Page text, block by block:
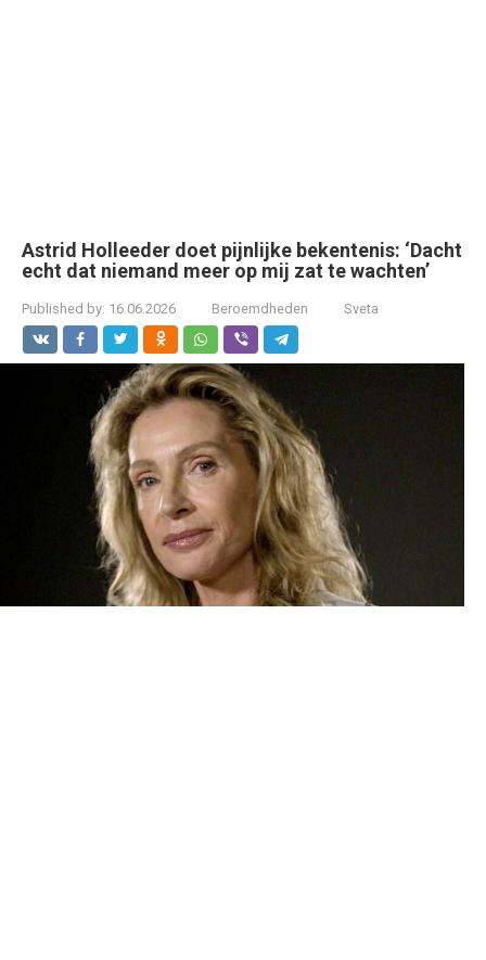
Astrid Holleeder doet pijnlijke bekentenis: ‘Dacht
echt dat niemand meer op mij zat te wachten’
Published by: 16.06.2026 Beroemdheden Sveta